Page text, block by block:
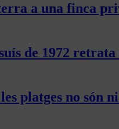
a una finca
de 1972
les platges no